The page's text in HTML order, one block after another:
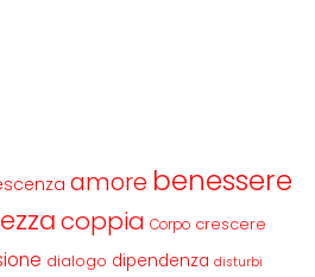
amore benessere
coppia Corpo crescere
dialogo dipendenza disturbi